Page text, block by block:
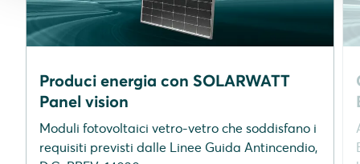
Produci energia con SOLARWATT
Panel vision
Moduli fotovoltaici vetro-vetro che soddisfano i
requisiti previsti dalle Linee Guida Antincendio,